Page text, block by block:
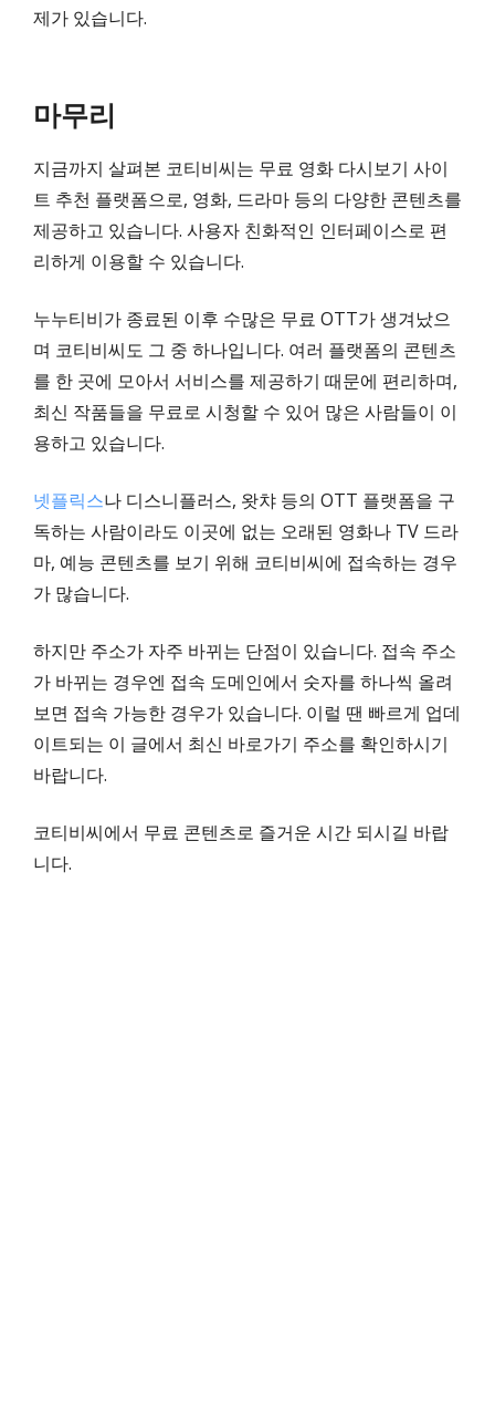
제가 있습니다.
마무리
지금까지 살펴본 코티비씨는 무료 영화 다시보기 사이
트 추천 플랫폼으로, 영화, 드라마 등의 다양한 콘텐츠를
제공하고 있습니다. 사용자 친화적인 인터페이스로 편
리하게 이용할 수 있습니다.
누누티비가 종료된 이후 수많은 무료 OTT가 생겨났으
며 코티비씨도 그 중 하나입니다. 여러 플랫폼의 콘텐츠
를 한 곳에 모아서 서비스를 제공하기 때문에 편리하며,
최신 작품들을 무료로 시청할 수 있어 많은 사람들이 이
용하고 있습니다.
넷플릭스나 디스니플러스, 왓챠 등의 OTT 플랫폼을 구
독하는 사람이라도 이곳에 없는 오래된 영화나 TV 드라
마, 예능 콘텐츠를 보기 위해 코티비씨에 접속하는 경우
가 많습니다.
하지만 주소가 자주 바뀌는 단점이 있습니다. 접속 주소
가 바뀌는 경우엔 접속 도메인에서 숫자를 하나씩 올려
보면 접속 가능한 경우가 있습니다. 이럴 땐 빠르게 업데
이트되는 이 글에서 최신 바로가기 주소를 확인하시기
바랍니다.
코티비씨에서 무료 콘텐츠로 즐거운 시간 되시길 바랍
니다.